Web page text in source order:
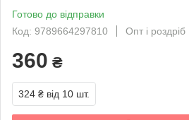
Готово до відправки
Код: 9789664297810
Опт і роздріб
360 ₴
324 ₴ від 10 шт.